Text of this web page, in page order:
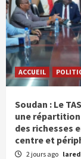
ACCUEIL
Soudan : Le
une
des richesses
centre et
2 jours ago